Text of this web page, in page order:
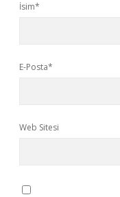
İsim*
E-Posta*
Web Sitesi